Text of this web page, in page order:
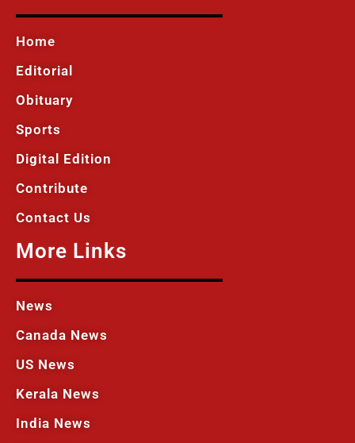
Home
Editorial
Obituary
Sports
Digital Edition
Contribute
Contact Us
More Links
News
Canada News
US News
Kerala News
India News